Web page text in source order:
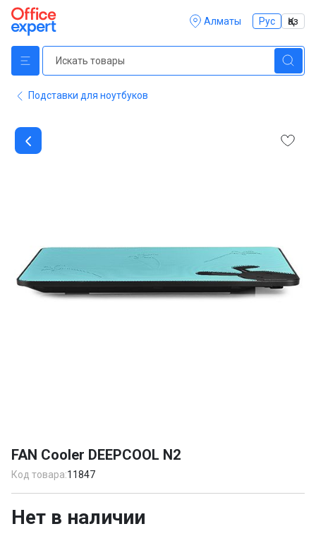
Алматы Рус Қаз
Подставки для ноутбуков
of
1
FAN Cooler DEEPCOOL N2
Код товара:11847
Нет в наличии